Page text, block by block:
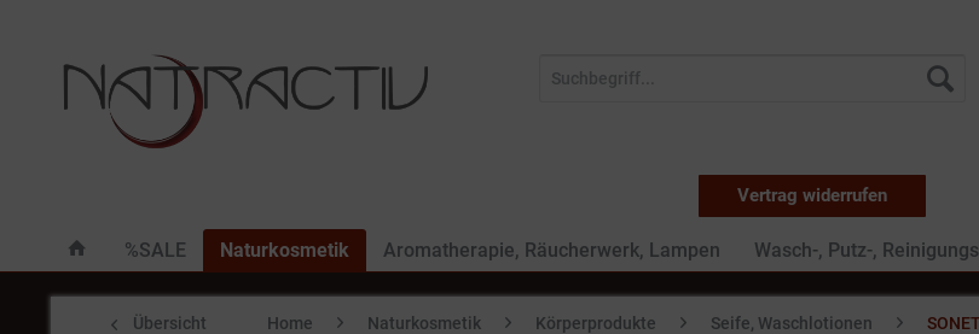
Vertrag widerrufen
%SALE Naturkosmetik Aromatherapie, Räucherwerk, Lampen Wasch-, Putz-,
Übersicht Home Naturkosmetik Körperprodukte Seife, Waschlotionen